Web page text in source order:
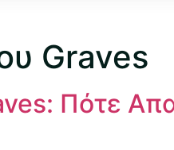
Graves
Πότε